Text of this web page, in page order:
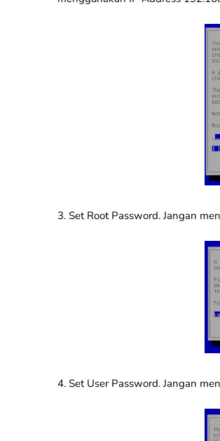
3. Set Root Password. Jangan
4. Set User Password. Jangan